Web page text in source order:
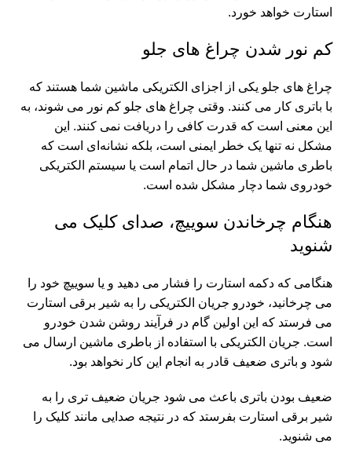
استارت خواهد خورد.
کم نور شدن چراغ های جلو
چراغ های جلو یکی از اجزای الکتریکی ماشین شما هستند که
با باتری کار می کنند. وقتی چراغ های جلو کم نور می شوند، به
این معنی است که قدرت کافی را دریافت نمی کنند. این
مشکل نه تنها یک خطر ایمنی است، بلکه نشانه‌ای است که
باطری ماشین شما در حال اتمام است یا سیستم الکتریکی
خودروی شما دچار مشکل شده است.
هنگام چرخاندن سوییچ، صدای کلیک می
شنوید
هنگامی که دکمه استارت را فشار می دهید و یا سوییچ خود را
می چرخانید، خودرو جریان الکتریکی را به شیر برقی استارت
می فرستد که این اولین گام در فرآیند روشن شدن خودرو
است. جریان الکتریکی با استفاده از باطری ماشین ارسال می
شود و باتری ضعیف قادر به انجام این کار نخواهد بود.
ضعیف بودن باتری باعث می شود جریان ضعیف تری را به
شیر برقی استارت بفرستد که در نتیجه صدایی مانند کلیک را
می شنوید.